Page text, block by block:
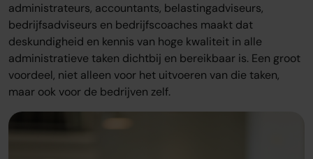
administrateurs, accountants, belastingadviseurs,
bedrijfsadviseurs en bedrijfscoaches maakt dat
deskundigheid en kennis van hoge kwaliteit in alle
administratieve taken dichtbij en bereikbaar is. Een groot
voordeel, niet alleen voor het uitvoeren van die taken,
maar ook voor de bedrijven zelf.